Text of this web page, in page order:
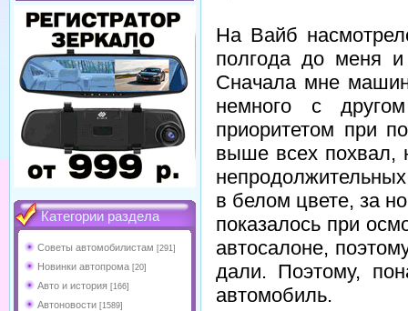
Категории раздела
Советы автомобилистам [291]
Новинки автопрома [20]
Авто и история [166]
Автоновости [1589]
На Вайб
полгода до меня
Сначала мне
немного с
приоритетом при
выше всех похвал,
в белом цвете, за
показалось при
автосалоне,
дали. Поэтому,
автомобиль.